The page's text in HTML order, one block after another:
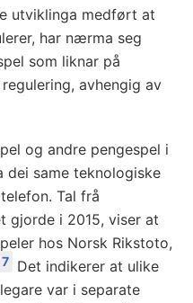
utviklinga medført at
har nærma seg
som liknar på
avhengig av
og andre pengespel i
dei same teknologiske
Tal frå
gjorde i 2015, viser at
hos Norsk Rikstoto,
7 Det indikerer at ulike
var i separate